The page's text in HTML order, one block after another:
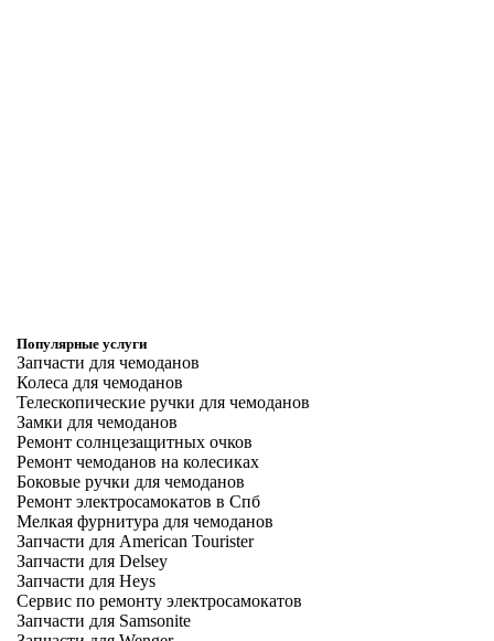
Популярные услуги
Запчасти для чемоданов
Колеса для чемоданов
Телескопические ручки для чемоданов
Замки для чемоданов
Ремонт солнцезащитных очков
Ремонт чемоданов на колесиках
Боковые ручки для чемоданов
Ремонт электросамокатов в Спб
Мелкая фурнитура для чемоданов
Запчасти для American Tourister
Запчасти для Delsey
Запчасти для Heys
Сервис по ремонту электросамокатов
Запчасти для Samsonite